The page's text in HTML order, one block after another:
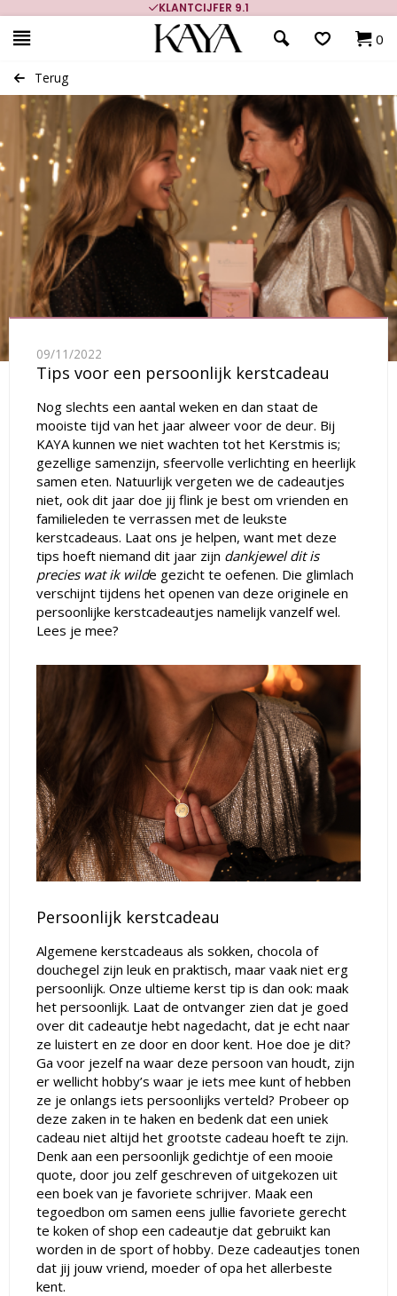
KLANTCIJFER 9.1
0
Terug
09/11/2022
Tips voor een persoonlijk kerstcadeau
Nog slechts een aantal weken en dan staat de
mooiste tijd van het jaar alweer voor de deur. Bij
KAYA kunnen we niet wachten tot het Kerstmis is;
gezellige samenzijn, sfeervolle verlichting en heerlijk
samen eten. Natuurlijk vergeten we de cadeautjes
niet, ook dit jaar doe jij flink je best om vrienden en
familieleden te verrassen met de leukste
kerstcadeaus. Laat ons je helpen, want met deze
tips hoeft niemand dit jaar zijn dankjewel dit is
precies wat ik wilde gezicht te oefenen. Die glimlach
verschijnt tijdens het openen van deze originele en
persoonlijke kerstcadeautjes namelijk vanzelf wel.
Lees je mee?
Persoonlijk kerstcadeau
Algemene kerstcadeaus als sokken, chocola of
douchegel zijn leuk en praktisch, maar vaak niet erg
persoonlijk. Onze ultieme kerst tip is dan ook: maak
het persoonlijk. Laat de ontvanger zien dat je goed
over dit cadeautje hebt nagedacht, dat je echt naar
ze luistert en ze door en door kent. Hoe doe je dit?
Ga voor jezelf na waar deze persoon van houdt, zijn
er wellicht hobby’s waar je iets mee kunt of hebben
ze je onlangs iets persoonlijks verteld? Probeer op
deze zaken in te haken en bedenk dat een uniek
cadeau niet altijd het grootste cadeau hoeft te zijn.
Denk aan een persoonlijk gedichtje of een mooie
quote, door jou zelf geschreven of uitgekozen uit
een boek van je favoriete schrijver. Maak een
tegoedbon om samen eens jullie favoriete gerecht
te koken of shop een cadeautje dat gebruikt kan
worden in de sport of hobby. Deze cadeautjes tonen
dat jij jouw vriend, moeder of opa het allerbeste
kent.